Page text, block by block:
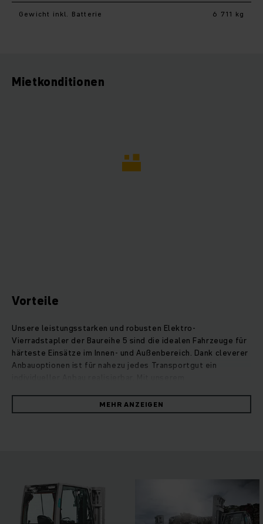
Gewicht inkl. Batterie 6 711 kg
Mietkonditionen
Vorteile
Unsere leistungsstarken und robusten Elektro-
Vierradstapler der Baureihe 5 sind die idealen Fahrzeuge für
härteste Einsätze im Innen- und Außenbereich. Dank cleverer
Anbauoptionen ist für nahezu jedes Transportgut ein
Hochleistungsstapler diese Aufgaben stets bei optimaler
Energie- und Kosteneffizienz. Messungen gemäß VDI-Zyklus
sich individuell an jedes Fahrer- und Einsatzprofil anpassen,
ermöglichen bei jeder Fahrt die volle Performance. Diverse
Assistenzsysteme und Ausstattungsoptionen garantieren
sicheres und effizientes Arbeiten – auch unter extremen
MEHR ANZEIGEN